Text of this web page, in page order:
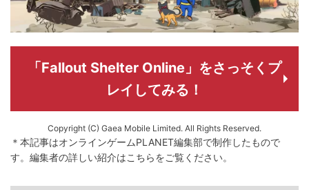
「Fallout Shelter Online」をさっそくプ
レイしてみる！
Copyright (C) Gaea Mobile Limited. All Rights Reserved.
＊本記事はオンラインゲームPLANET編集部で制作したもので
す。 編集者の詳しい紹介はこちらをご覧ください。